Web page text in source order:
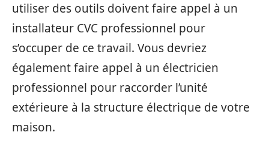
utiliser des outils doivent faire appel à un
installateur CVC professionnel pour
s’occuper de ce travail. Vous devriez
également faire appel à un électricien
professionnel pour raccorder l’unité
extérieure à la structure électrique de votre
maison.